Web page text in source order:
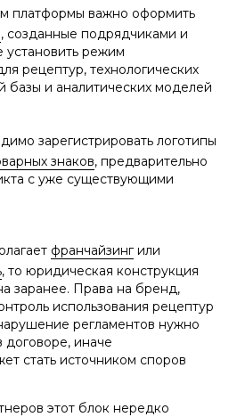
платформы важно оформить
, созданные подрядчиками и
установить режим
рецептур, технологических
базы и аналитических моделей
зарегистрировать логотипы
знаков, предварительно
с уже существующими
франчайзингили
, то юридическая конструкция
заранее. Права на бренд,
использования рецептур
регламентов нужно
иначе
стать источником споров
этот блок нередко
и даем
делать